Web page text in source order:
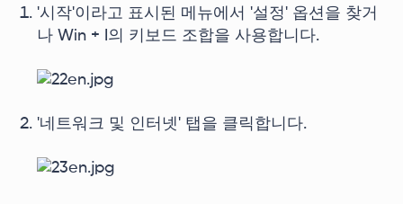
'시작'이라고 표시된 메뉴에서 '설정' 옵션을 찾거
나 Win + I의 키보드 조합을 사용합니다.
'네트워크 및 인터넷' 탭을 클릭합니다.